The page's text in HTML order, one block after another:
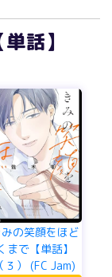
話】
の笑顔をほど
まで【単話】
（３） (FC Jam)